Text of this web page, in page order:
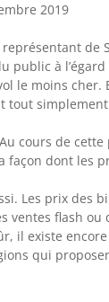
2019
à
le moins cher.
tout
cours de
façon dont les
Les prix des
ventes flash
il existe
qui